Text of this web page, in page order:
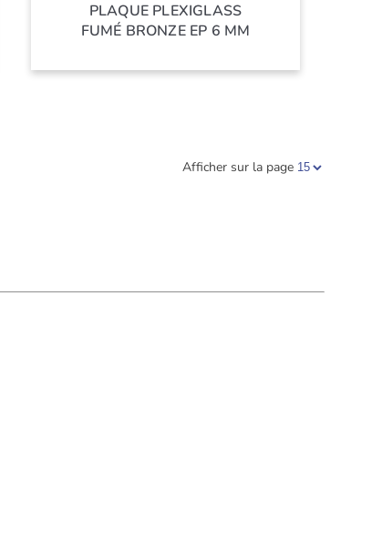
PLAQUE PLEXIGLASS
FUMÉ BRONZE EP 6 MM
Afficher sur la page